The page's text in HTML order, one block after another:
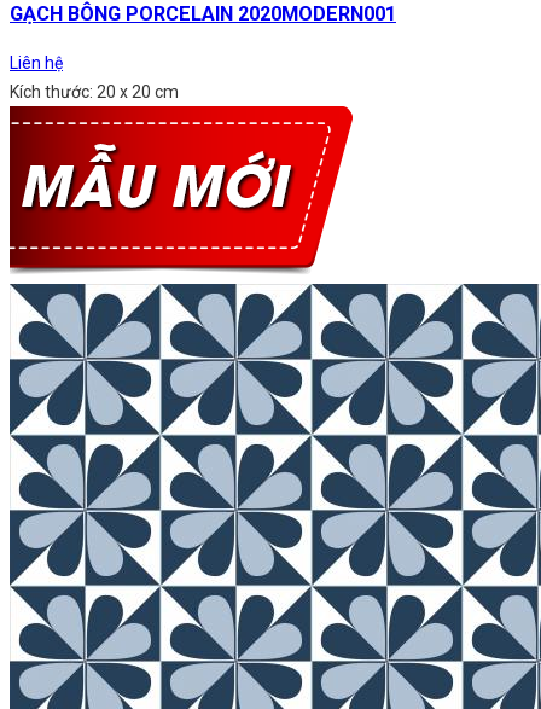
GẠCH BÔNG PORCELAIN 2020MODERN001
Liên hệ
Kích thước: 20 x 20 cm